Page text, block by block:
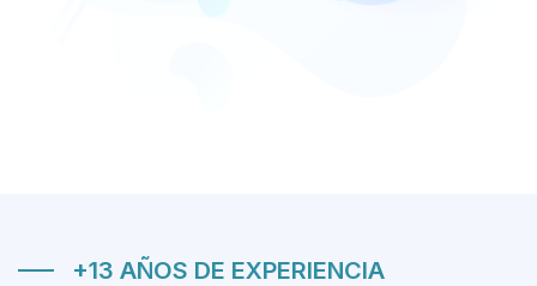
+13 AÑOS DE EXPERIENCIA